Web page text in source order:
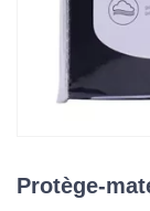
Protège-